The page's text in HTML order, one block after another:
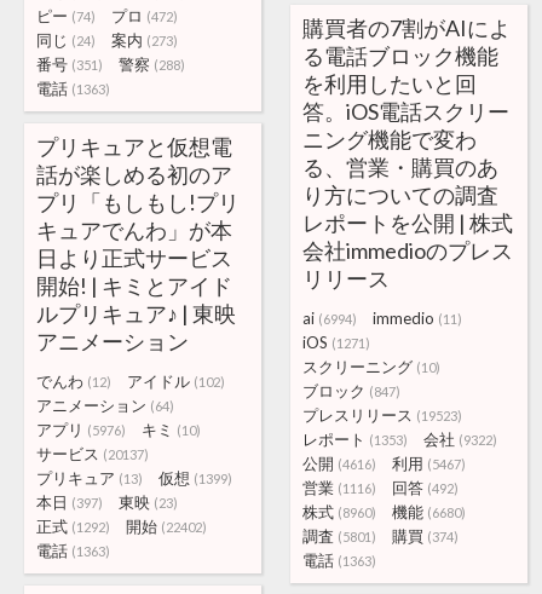
ピー (74) プロ (472)
同じ (24) 案内 (273)
番号 (351) 警察 (288)
電話 (1363)
購買者の7割がAIによ
る電話ブロック機能
を利用したいと回
答。iOS電話スクリー
ニング機能で変わ
る、営業・購買のあ
り方についての調査
レポートを公開 | 株式
会社immedioのプレス
リリース
ai (6994) immedio (11)
iOS (1271)
スクリーニング (10)
ブロック (847)
プレスリリース (19523)
レポート (1353) 会社 (9322)
公開 (4616) 利用 (5467)
営業 (1116) 回答 (492)
株式 (8960) 機能 (6680)
調査 (5801) 購買 (374)
電話 (1363)
プリキュアと仮想電
話が楽しめる初のア
プリ「もしもし!プリ
キュアでんわ」が本
日より正式サービス
開始! | キミとアイド
ルプリキュア♪ | 東映
アニメーション
でんわ (12) アイドル (102)
アニメーション (64)
アプリ (5976) キミ (10)
サービス (20137)
プリキュア (13) 仮想 (1399)
本日 (397) 東映 (23)
正式 (1292) 開始 (22402)
電話 (1363)